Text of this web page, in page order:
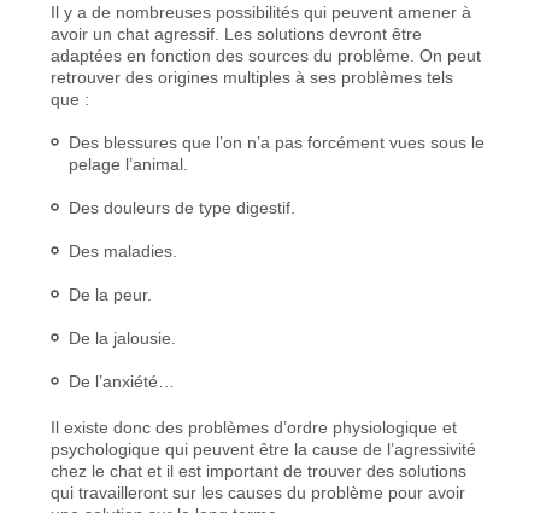
Il y a de nombreuses possibilités qui peuvent amener à
avoir un chat agressif. Les solutions devront être
adaptées en fonction des sources du problème. On peut
retrouver des origines multiples à ses problèmes tels
que :
Des blessures que l’on n’a pas forcément vues sous le
pelage l’animal.
Des douleurs de type digestif.
Des maladies.
De la peur.
De la jalousie.
De l’anxiété…
Il existe donc des problèmes d’ordre physiologique et
psychologique qui peuvent être la cause de l’agressivité
chez le chat et il est important de trouver des solutions
qui travailleront sur les causes du problème pour avoir